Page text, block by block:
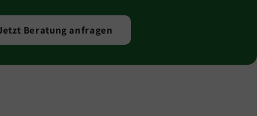
Beratung anfragen